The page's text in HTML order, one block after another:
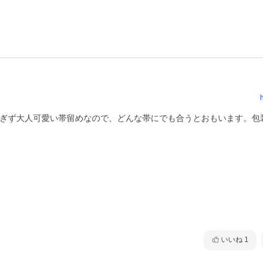
ず大人可愛い帯留めなので、どんな帯にでも合うとおもいます。包
いいね 1